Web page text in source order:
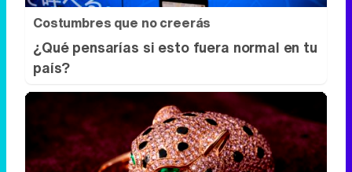
Costumbres que no creerás
¿Qué pensarías si esto fuera normal en tu
país?